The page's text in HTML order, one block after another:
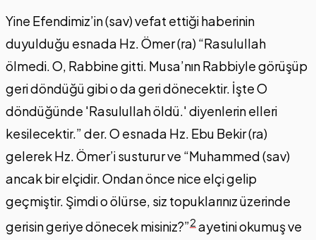
Yine Efendimiz’in (sav) vefat ettiği haberinin
duyulduğu esnada Hz. Ömer (ra) “Rasulullah
ölmedi. O, Rabbine gitti. Musa’nın Rabbiyle görüşüp
geri döndüğü gibi o da geri dönecektir. İşte O
döndüğünde 'Rasulullah öldü.' diyenlerin elleri
kesilecektir.” der. O esnada Hz. Ebu Bekir (ra)
gelerek Hz. Ömer’i susturur ve “Muhammed (sav)
ancak bir elçidir. Ondan önce nice elçi gelip
geçmiştir. Şimdi o ölürse, siz topuklarınız üzerinde
gerisin geriye dönecek misiniz?”2 ayetini okumuş ve